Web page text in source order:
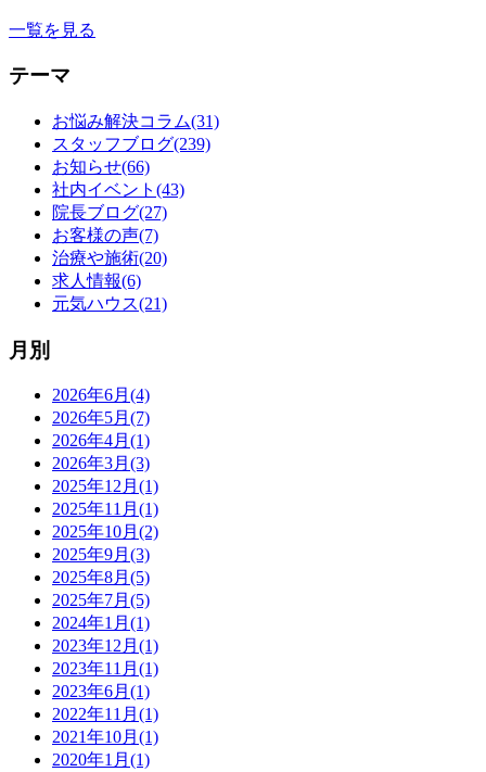
一覧を見る
テーマ
お悩み解決コラム(31)
スタッフブログ(239)
お知らせ(66)
社内イベント(43)
院長ブログ(27)
お客様の声(7)
治療や施術(20)
求人情報(6)
元気ハウス(21)
月別
2026年6月(4)
2026年5月(7)
2026年4月(1)
2026年3月(3)
2025年12月(1)
2025年11月(1)
2025年10月(2)
2025年9月(3)
2025年8月(5)
2025年7月(5)
2024年1月(1)
2023年12月(1)
2023年11月(1)
2023年6月(1)
2022年11月(1)
2021年10月(1)
2020年1月(1)